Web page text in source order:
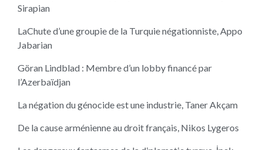
Sirapian
LaChute d’une groupie de la Turquie négationniste, Appo
Jabarian
Göran Lindblad : Membre d’un lobby financé par
l’Azerbaïdjan
La négation du génocide est une industrie, Taner Akçam
De la cause arménienne au droit français, Nikos Lygeros